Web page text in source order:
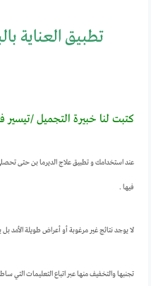
تطبيق العناية
كتبت لنا خبيرة التجميل /تيسير
عند استخدامك و تطبيق علاج الديرما بن حتى
فيها .
لا يوجد نتائج غير مرغوبة أو أعراض طويلة الأمد
تجنبها والتخفيف منها عبر اتباع التعليمات التي